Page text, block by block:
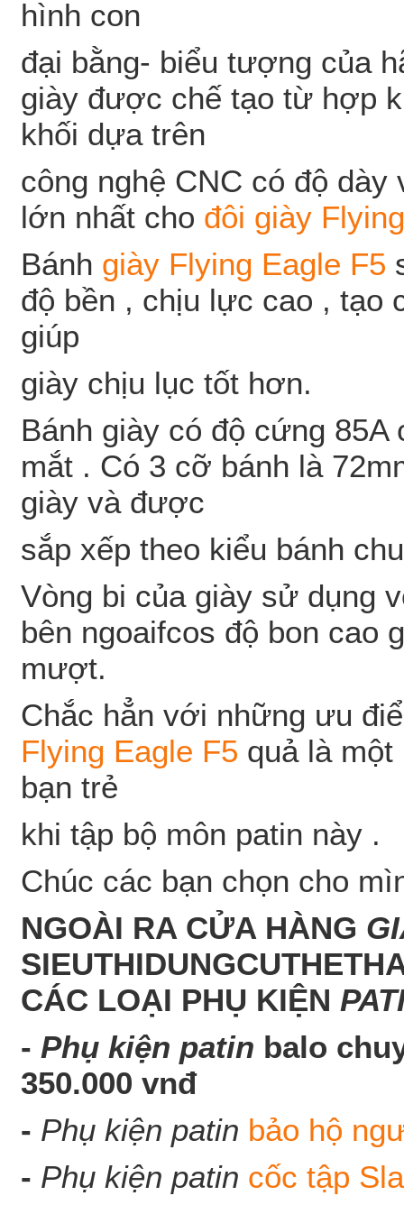
hình con
đại bằng- biểu tượng của
giày được chế tạo từ hợp
khối dựa trên
công nghệ CNC có độ
lớn nhất cho đôi giày
Bánh giày Flying Eagle F5
độ bền , chịu lực cao , tạo
giúp
giày chịu lục tốt hơn.
Bánh giày có độ cứng
mắt . Có 3 cỡ bánh là
giày và được
sắp xếp theo kiểu bánh
Vòng bi của giày sử dụng
bên ngoaifcos độ bon cao
mượt.
Chắc hẳn với những ưu
Flying Eagle F5 quả là
bạn trẻ
khi tập bộ môn patin này .
Chúc các bạn chọn cho
NGOÀI RA CỬA HÀNG
CÁC LOẠI PHỤ KIỆN
- Phụ kiện patin balo
350.000 vnđ
- Phụ kiện patin bảo hộ
- Phụ kiện patin cốc tập